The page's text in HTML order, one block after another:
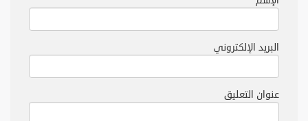
البريد الإلكتروني
عنوان التعليق